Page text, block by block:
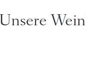
Unsere